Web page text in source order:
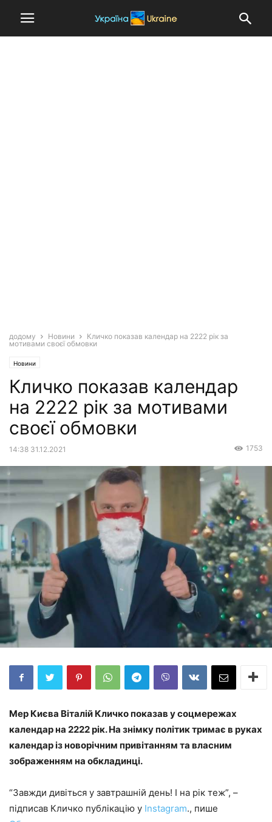
додому Новини
Кличко показав календар на 2222 рік за
мотивами своєї обмовки
Новини
Кличко показав календар
на 2222 рік за мотивами
своєї обмовки
14:38 31.12.2021 1753
Мер Києва Віталій Кличко показав у соцмережах
календар на 2222 рік. На знімку політик тримає в руках
календар із новорічним привітанням та власним
зображенням на обкладинці.
“Завжди дивіться у завтрашній день! І на рік теж”, –
підписав Кличко публікацію у Instagram., пише